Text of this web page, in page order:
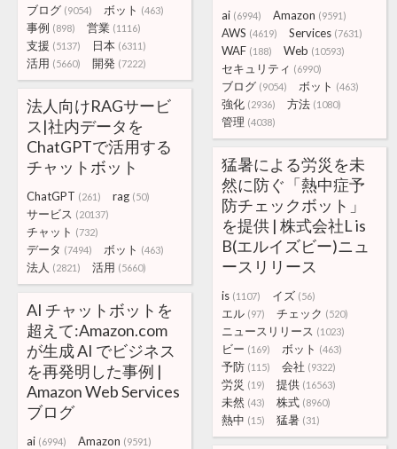
ブログ (9054) ボット (463)
事例 (898) 営業 (1116)
支援 (5137) 日本 (6311)
活用 (5660) 開発 (7222)
ai (6994) Amazon (9591)
AWS (4619) Services (7631)
WAF (188) Web (10593)
セキュリティ (6990)
ブログ (9054) ボット (463)
強化 (2936) 方法 (1080)
管理 (4038)
法人向けRAGサービ
ス|社内データを
ChatGPTで活用する
チャットボット
ChatGPT (261) rag (50)
サービス (20137)
チャット (732)
データ (7494) ボット (463)
法人 (2821) 活用 (5660)
猛暑による労災を未
然に防ぐ「熱中症予
防チェックボット」
を提供 | 株式会社L is
B(エルイズビー)ニュ
ースリリース
is (1107) イズ (56)
エル (97) チェック (520)
ニュースリリース (1023)
ビー (169) ボット (463)
予防 (115) 会社 (9322)
労災 (19) 提供 (16563)
未然 (43) 株式 (8960)
熱中 (15) 猛暑 (31)
AI チャットボットを
超えて:Amazon.com
が生成 AI でビジネス
を再発明した事例 |
Amazon Web Services
ブログ
ai (6994) Amazon (9591)